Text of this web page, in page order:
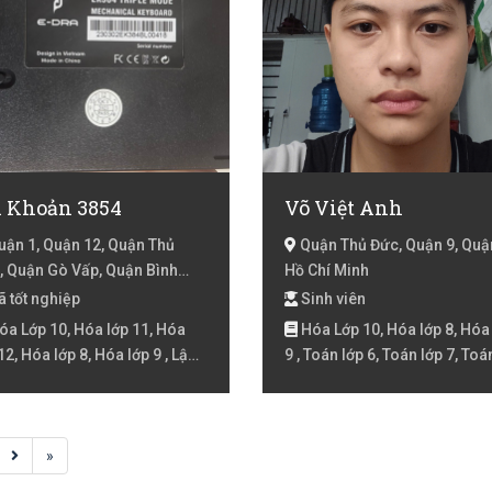
Khoản 3854
1, Quận 12, Quận Thủ
Quận Gò Vấp, Quận Bình
Quận Tân Bình, Quận 2,
3, Quận 10, Quận 11, Quận
5, Quận 6, Quận 8, Quận
tốt nghiệp
Lớp 10, Hóa lớp 11, Hóa
Hóa lớp 8, Hóa lớp 9 , Lập
lớp 11, Toán lớp 12, Toán
Võ Việt Anh
Quận Thủ Đức, Quận 9,
Hồ Chí Minh
Sinh viên
Hóa Lớp 10, Hóa lớp 8,
9 , Toán lớp 6, Toán lớp 7,
»